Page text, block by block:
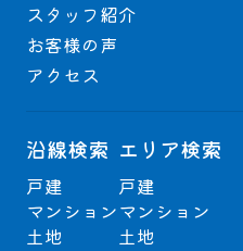
スタッフ紹介
お客様の声
アクセス
沿線検索
戸建
マンション
土地
エリア検索
戸建
マンション
土地